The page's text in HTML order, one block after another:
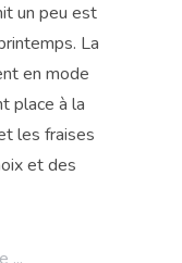
un peu est
La
en mode
place à la
les fraises
et des